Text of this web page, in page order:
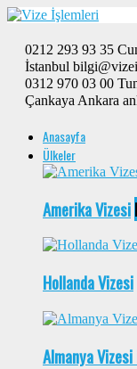
0212 293 93 35
İstanbul
0312 970 03 00
Çankaya Ankara
Anasayfa
Ülkeler
Amerika Vizesi
Hollanda Vizesi
Almanya